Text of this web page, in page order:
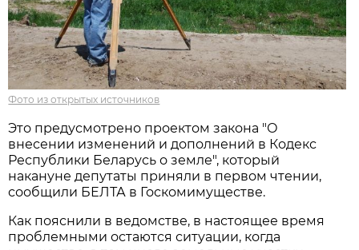
Фото из открытых источников
Это предусмотрено проектом закона "О
внесении изменений и дополнений в Кодекс
Республики Беларусь о земле", который
накануне депутаты приняли в первом чтении,
сообщили БЕЛТА в Госкомимуществе.
Как пояснили в ведомстве, в настоящее время
проблемными остаются ситуации, когда